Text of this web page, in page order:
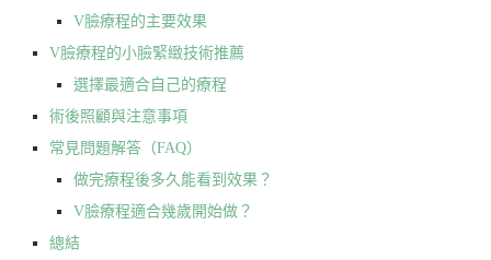
V臉療程的主要效果
V臉療程的小臉緊緻技術推薦
選擇最適合自己的療程
術後照顧與注意事項
常見問題解答（FAQ）
做完療程後多久能看到效果？
V臉療程適合幾歲開始做？
總結